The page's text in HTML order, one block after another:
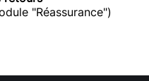
"Réassurance")